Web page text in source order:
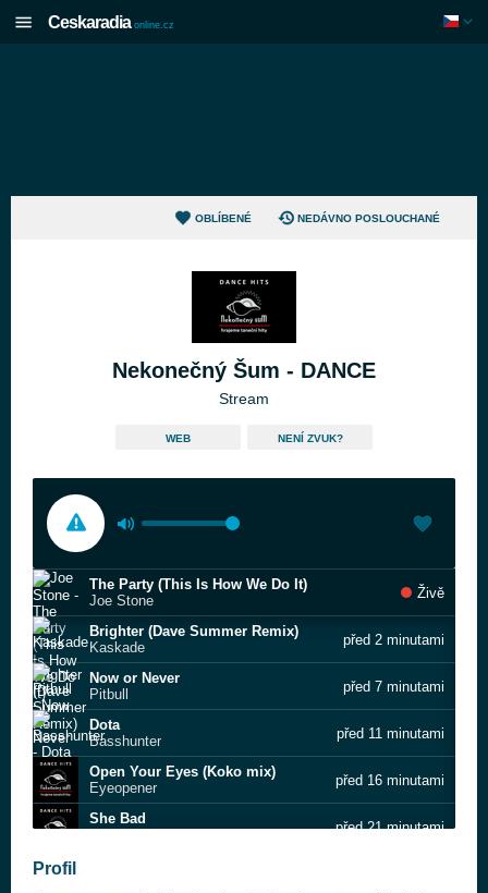
Ceskaradia online.cz
OBLÍBENÉ NEDÁVNO POSLOUCHANÉ
Nekonečný Šum - DANCE
Stream
WEB NENÍ ZVUK?
The Party (This Is How We Do It)
Joe Stone
Živě
Brighter (Dave Summer Remix)
Kaskade
před 2 minutami
Now or Never
Pitbull
před 7 minutami
Dota
Basshunter
před 11 minutami
Open Your Eyes (Koko mix)
Eyeopener
před 16 minutami
She Bad
před 21 minutami
Profil